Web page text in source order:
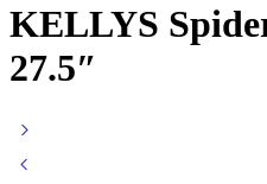
KELLYS
27.5″